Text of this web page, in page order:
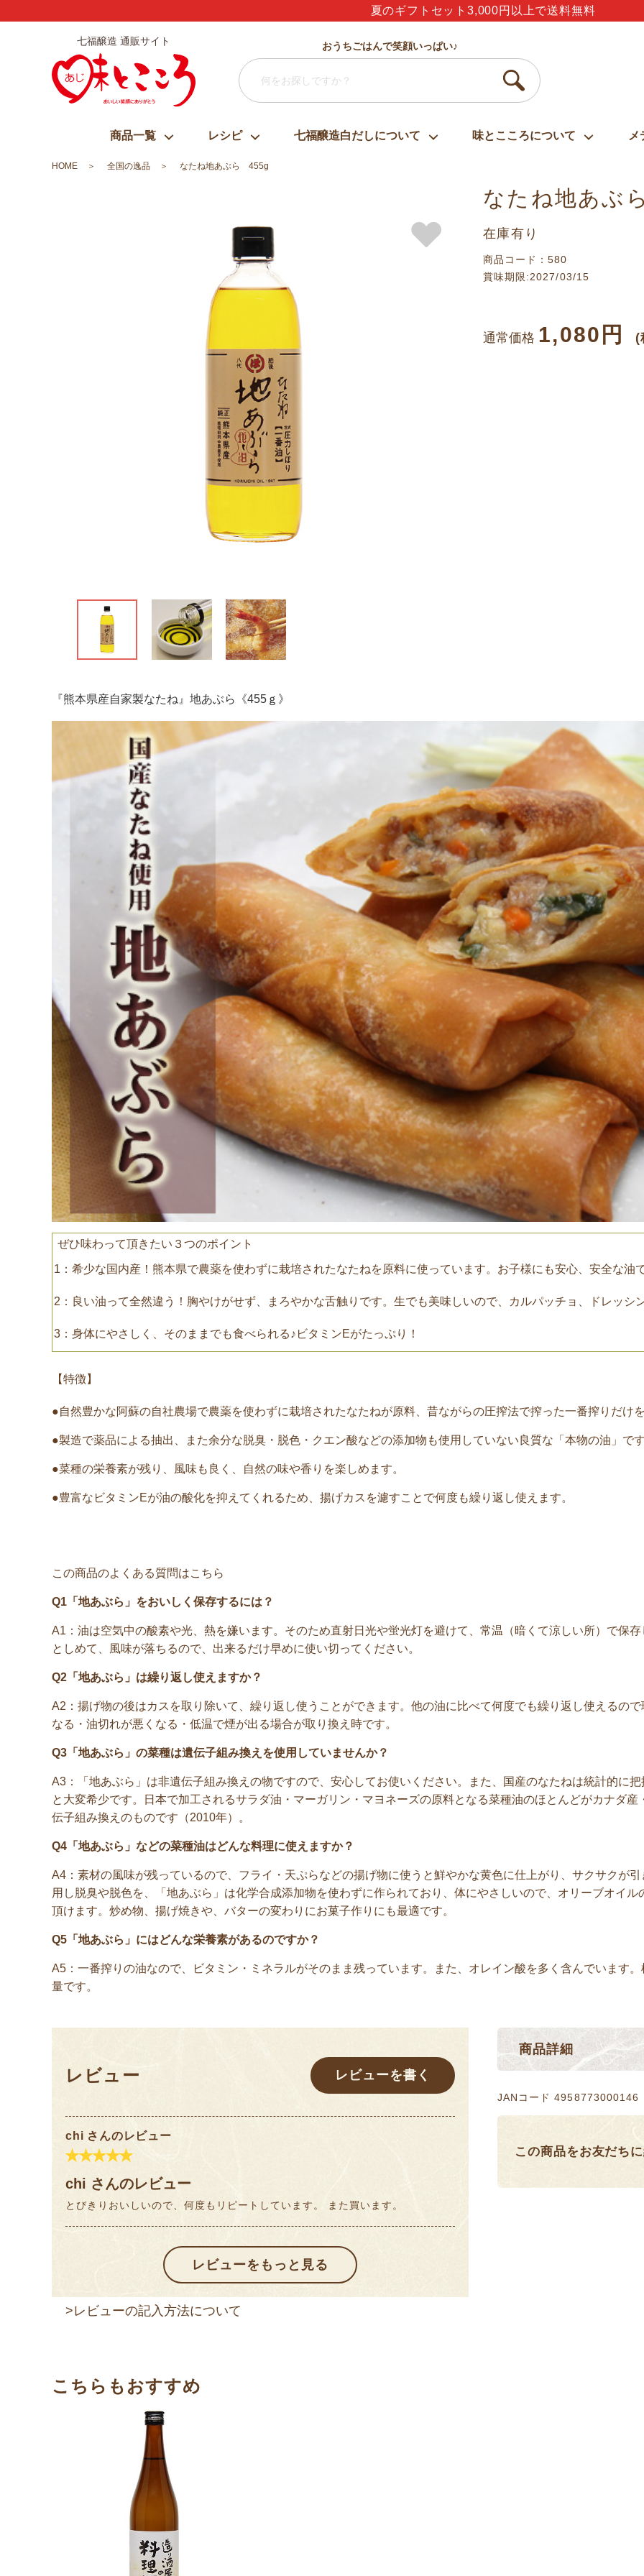
ありがとう・うれしい・楽しい・大好き・しあわせ
七福醸造 通販サイト おうちごはんで笑顔いっぱい♪
商品一覧 レシピ 七福醸造白だしについて 味とこころについて メ
HOME 全国の逸品 なたね地あぶら 455g
なたね地あ
在庫有り
商品コード：580
賞味期限:2027/03/15
通常価格 1,080円 (
『熊本県産自家製なたね』地あぶら《455ｇ》
ぜひ味わって頂きたい３つのポイント
1：希少な国内産！熊本県で農薬を使わずに栽培されたなたねを原料に使っています。お子様にも安心、安全な油
2：良い油って全然違う！胸やけがせず、まろやかな舌触りです。生でも美味しいので、カルパッチョ、ドレッシ
3：身体にやさしく、そのままでも食べられる♪ビタミンEがたっぷり！
【特徴】
●自然豊かな阿蘇の自社農場で農薬を使わずに栽培されたなたねが原料、昔ながらの圧搾法で搾った一番搾りだけ
●製造で薬品による抽出、また余分な脱臭・脱色・クエン酸などの添加物も使用していない良質な「本物の油」で
●菜種の栄養素が残り、風味も良く、自然の味や香りを楽しめます。
●豊富なビタミンEが油の酸化を抑えてくれるため、揚げカスを濾すことで何度も繰り返し使えます。
この商品のよくある質問はこちら
Q1「地あぶら」をおいしく保存するには？
A1：油は空気中の酸素や光、熱を嫌います。そのため直射日光や蛍光灯を避けて、常温（暗くて涼しい所）で保
としめて、風味が落ちるので、出来るだけ早めに使い切ってください。
Q2「地あぶら」は繰り返し使えますか？
A2：揚げ物の後はカスを取り除いて、繰り返し使うことができます。他の油に比べて何度でも繰り返し使えるの
なる・油切れが悪くなる・低温で煙が出る場合が取り換え時です。
Q3「地あぶら」の菜種は遺伝子組み換えを使用していませんか？
A3：「地あぶら」は非遺伝子組み換えの物ですので、安心してお使いください。また、国産のなたねは統計的に
と大変希少です。日本で加工されるサラダ油・マーガリン・マヨネーズの原料となる菜種油のほとんどがカナダ
伝子組み換えのものです（2010年）。
Q4「地あぶら」などの菜種油はどんな料理に使えますか？
A4：素材の風味が残っているので、フライ・天ぷらなどの揚げ物に使うと鮮やかな黄色に仕上がり、サクサクが
用し脱臭や脱色を、「地あぶら」は化学合成添加物を使わずに作られており、体にやさしいので、オリーブオイ
頂けます。炒め物、揚げ焼きや、バターの変わりにお菓子作りにも最適です。
Q5「地あぶら」にはどんな栄養素があるのですか？
A5：一番搾りの油なので、ビタミン・ミネラルがそのまま残っています。また、オレイン酸を多く含んでいます
量です。
レビュー レビューを書く
chi さんのレビュー
chi さんのレビュー
とびきりおいしいので、何度もリピートしています。 また買います。
>レビューの記入方法について
商品詳細
JANコード 4958773000146
この商品をお友だち
こちらもおすすめ